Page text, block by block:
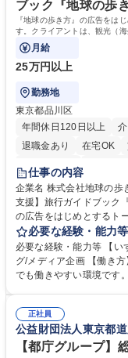
ブック『地球の歩
『地球の歩き方』の広告をは
す。クライアントは、観光（
たい国内外の行政や企業です。
月給
25万円以上
勤務地
東京都品川区
年間休日120日以上
退職金あり
在宅OK
駅近5分以内
仕事の内容
企業名 株式会社地球の歩き方 求人名 【企画営業/行政・企業向
支援】旅行ガイドブック『地球の歩き方』
の広告をはじめとするト
す。クライアントは、観
や事業を推進したい国内外の行政や企
き方』は海外旅行ガイド
も牽引しております。観
に、インバウンドのトッ
り、日常です。旅好きにはこれ以上な
政・企業向け観光推進
必要な経験・能力等
必要な経験・能力等 【い
グ/メディア企画 【働き
でも働きやすい環境です。 【魅力】 ■海外旅行ガイドブックのシェアNo.1
であり、「地球の歩き方
バーとして活躍いただきます。 学歴・資格 学歴：大学院 大
格：
正社員
公益財団法人東京都
【都庁グループ】